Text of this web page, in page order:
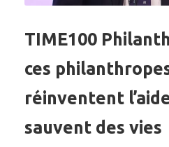
TIME100
ces
réinventent
sauvent des vies